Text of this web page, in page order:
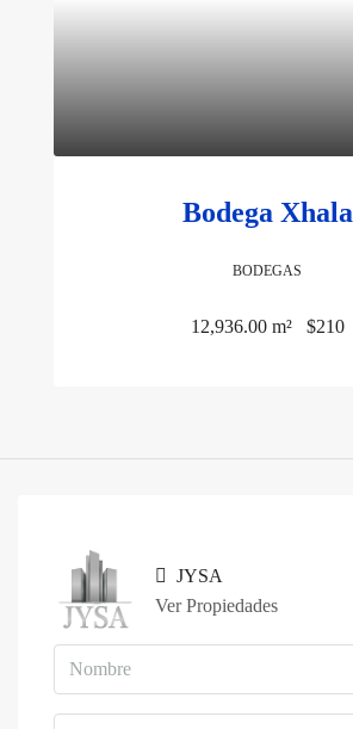
Bodega Xhala
BODEGAS
12,936.00 m² $210
JYSA
Ver Propiedades